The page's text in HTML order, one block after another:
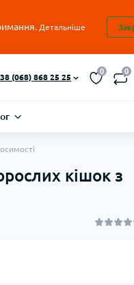
Детальніше
(068) 868 25 25
0 0
кішок з